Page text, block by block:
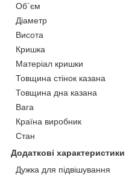
Об`єм
Діаметр
Висота
Кришка
Матеріал кришки
Товщина стінок казана
Товщина дна казана
Вага
Країна виробник
Стан
Додаткові характеристики
Дужка для підвішування